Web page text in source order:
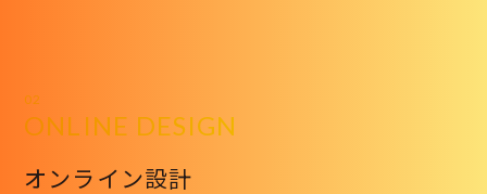
02
ONLINE DESIGN
オンライン設計